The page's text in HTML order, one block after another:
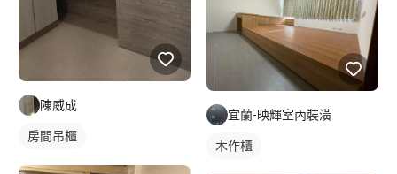
陳威成
房間吊櫃
宜蘭-映輝室內裝潢
木作櫃